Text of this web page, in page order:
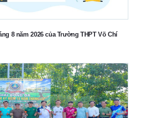
8 năm 2026 của Trường THPT Võ Chí